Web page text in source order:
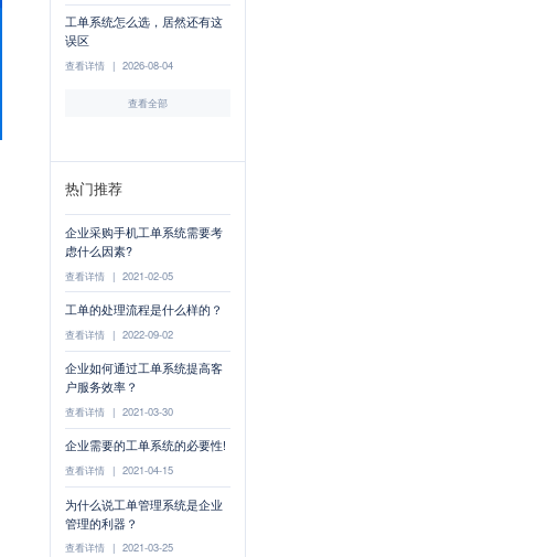
工单系统怎么选，居然还有这
误区
查看详情 | 2026-08-04
查看全部
热门推荐
企业采购手机工单系统需要考
虑什么因素?
查看详情 | 2021-02-05
工单的处理流程是什么样的？
查看详情 | 2022-09-02
企业如何通过工单系统提高客
户服务效率？
查看详情 | 2021-03-30
企业需要的工单系统的必要性!
查看详情 | 2021-04-15
为什么说工单管理系统是企业
管理的利器？
查看详情 | 2021-03-25